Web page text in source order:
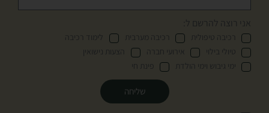
אני רוצה להרשם ל:
רכיבה טיפולית רכיבה מערבית
לימוד רכיבה
טיולי בילוי
אירועי חברה
הצעות נישואין
ימי גיבוש וימי הולדת
פינת חי
שליחה